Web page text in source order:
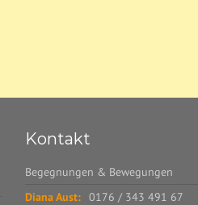
Kontakt
Begegnungen & Bewegungen
Diana Aust: 0176 / 343 491 67